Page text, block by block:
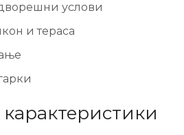
услови
и тераса